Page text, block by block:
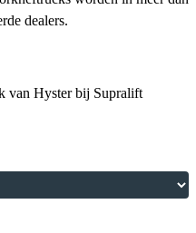
dealers.
van Hyster bij Supralift